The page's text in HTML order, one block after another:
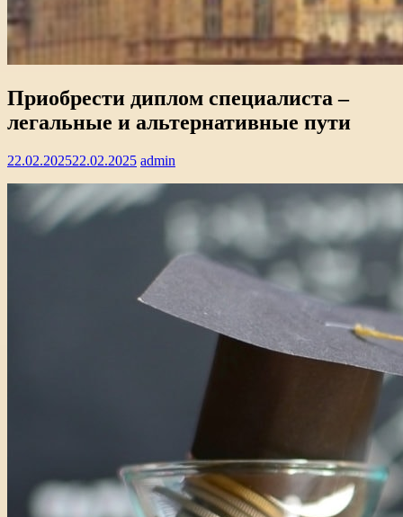
Приобрести диплом специалиста –
легальные и альтернативные пути
22.02.202522.02.2025 admin